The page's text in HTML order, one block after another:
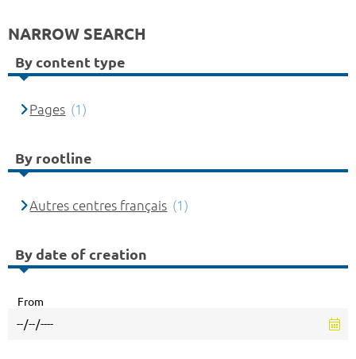
NARROW SEARCH
By content type
Pages (1)
By rootline
Autres centres français (1)
By date of creation
From